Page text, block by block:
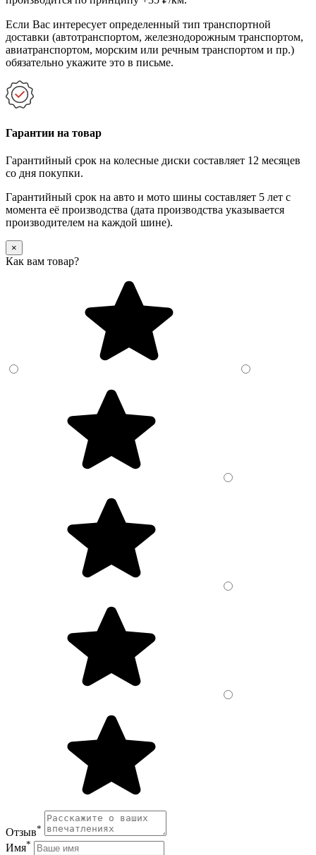
Если Вас интересует определенный тип транспортной
доставки (автотранспортом, железнодорожным транспортом,
авиатранспортом, морским или речным транспортом и пр.)
обязательно укажите это в письме.
Гарантии на товар
Гарантийный срок на колесные диски составляет 12 месяцев
со дня покупки.
Гарантийный срок на авто и мото шины составляет 5 лет с
момента её производства (дата производства указывается
производителем на каждой шине).
×
Как вам товар?
Отзыв*
Имя*